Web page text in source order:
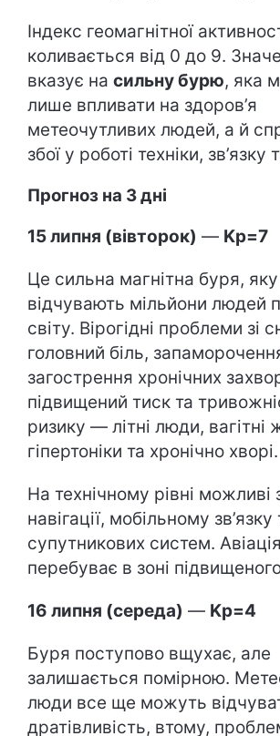
Індекс геомагнітної
коливається від 0 до 9.
вказує на сильну бурю, яка
лише впливати на здоров’я
метеочутливих людей, а й
збої у роботі техніки, зв’язку
Прогноз на 3 дні
15 липня (вівторок) — Kp=7
Це сильна магнітна буря,
відчувають мільйони людей
світу. Вірогідні проблеми зі
головний біль,
загострення хронічних
підвищений тиск та
ризику — літні люди, вагітні
гіпертоніки та хронічно хворі.
На технічному рівні можливі
навігації, мобільному зв’язку
супутникових систем.
перебуває в зоні
16 липня (середа) — Kp=4
Буря поступово вщухає, але
залишається помірною.
люди все ще можуть
дратівливість, втому,